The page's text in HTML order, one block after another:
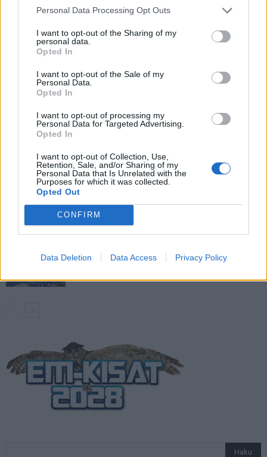
Personal Data Processing Opt Outs
I want to opt-out of the Sharing of my
personal data.
Opted In
I want to opt-out of the Sale of my
Personal Data.
Opted In
I want to opt-out of processing my
Personal Data for Targeted Advertising.
Opted In
I want to opt-out of Collection, Use,
Retention, Sale, and/or Sharing of my
Personal Data that Is Unrelated with the
Purposes for which it was collected.
Opted Out
CONFIRM
Data Deletion Data Access Privacy Policy
Huuhkajien Juha Pirinen teki
kaksivuotisen sopimuksen AS
Nike julkaisi Valioliigan ensi
Suomen MM-karsintojen näkymät –
todellinen jalkapallokommentaattorin
analyysi
Suomi-Hollanti näkyy ilmaiseksi TV:stä –
näin katsot ottelun
Jalkapallon U21 EM-kisat 2025 – tässä
otteluohjelma ja Suomen joukkue